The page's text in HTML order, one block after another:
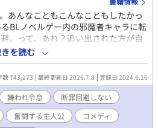
あんなこともこんなこともしたかっ
BLノベルゲー内の邪魔者キャラに転
。って、あれ？追い出された方が自
ラにもこのキャラにも嫌われて、頑
ぞ！ と思ったのに上手くいかないの
ャノンの断罪希望奮闘記。 いつもの
ートな転生農家の息子は悪の公爵を
た。 7.10発売予定です。 お手に取っ
す(｡>ㅅ<)✩⡱
を読む
数 743,173 最終更新日 2026.7.8 登録日 2024.6.16
嫌われ令息
断罪回避しない
奮闘する主人公
コメディ